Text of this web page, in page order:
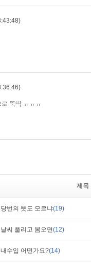
제목
당번의 뜻도 모르냐(19)
날씨 풀리고 봄오면(12)
내수입 어떤가요?(14)